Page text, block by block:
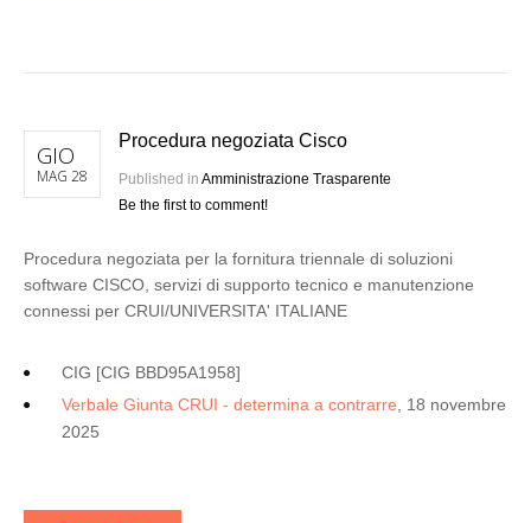
GIO
MAG 28
Procedura negoziata Cisco
Published in Amministrazione Trasparente
Be the first to comment!
Procedura negoziata per la fornitura triennale di soluzioni
software CISCO, servizi di supporto tecnico e manutenzione
connessi per CRUI/UNIVERSITA' ITALIANE
CIG [CIG BBD95A1958]
Verbale Giunta CRUI - determina a contrarre , 18 novembre
2025